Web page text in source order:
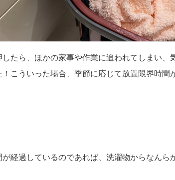
たら、ほかの家事や作業に追われてしまい、
！こういった場合、季節に応じて放置限界時間
が経過しているのであれば、洗濯物からなんら